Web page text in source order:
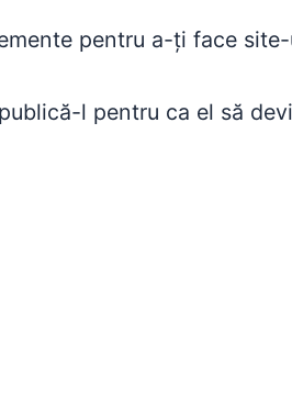
pentru a-ți face
l pentru ca el să